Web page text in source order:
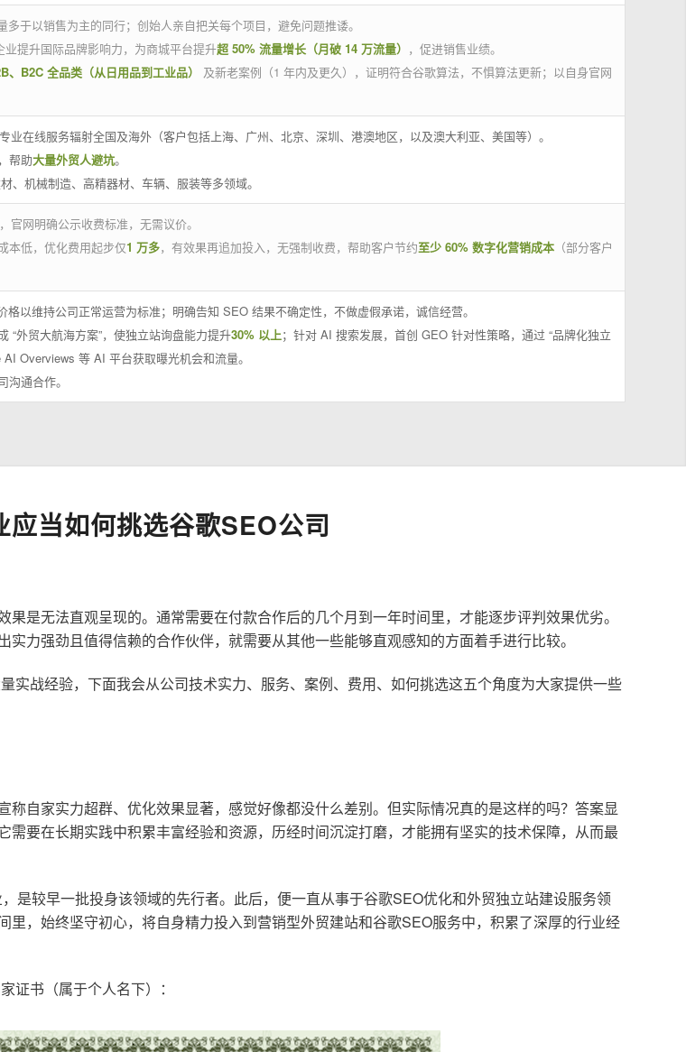
于以销售为主的同行；创始人亲自把关每个项目，避免问题推诿。
业提升国际品牌影响力，为商城平台提升超 50% 流量增长（月破 14 万流量） ，促进销售业绩。
、B2C 全品类（从日用品到工业品）
及新老案例（1 年内及更久），证明符合谷歌算法，不惧算法更新；以自身官网
业在线服务辐射全国及海外（客户包括上海、广州、北京、深圳、港澳地区，以及澳大利亚、美国等）。
帮助大量外贸人避坑。
、机械制造、高精器材、车辆、服装等多领域。
，官网明确公示收费标准，无需议价。
本低，优化费用起步仅1 万多，有效果再追加投入，无强制收费，帮助客户节约至少 60% 数字化营销成本 （部分客户
格以维持公司正常运营为标准；明确告知 SEO 结果不确定性，不做虚假承诺，诚信经营。
“外贸大航海方案”，使独立站询盘能力提升30% 以上；针对 AI 搜索发展，首创 GEO 针对性策略，通过 “品牌化独立
Overviews 等 AI 平台获取曝光机会和流量。
通合作。
应当如何挑选谷歌SEO公司
是无法直观呈现的。通常需要在付款合作后的几个月到一年时间里，才能逐步评判效果优劣。
力强劲且值得信赖的合作伙伴，就需要从其他一些能够直观感知的方面着手进行比较。
实战经验，下面我会从公司技术实力、服务、案例、费用、如何挑选这五个角度为大家提供一些
自家实力超群、优化效果显著，感觉好像都没什么差别。但实际情况真的是这样的吗？答案显
要在长期实践中积累丰富经验和资源，历经时间沉淀打磨，才能拥有坚实的技术保障，从而最
是较早一批投身该领域的先行者。此后，便一直从事于谷歌SEO优化和外贸独立站建设服务领
，始终坚守初心，将自身精力投入到营销型外贸建站和谷歌SEO服务中，积累了深厚的行业经
证书（属于个人名下）：